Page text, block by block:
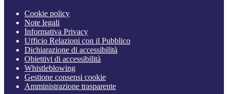
Cookie policy
Note legali
Informativa Privacy
Ufficio Relazioni con il Pubblico
Dichiarazione di accessibilità
Obiettivi di accessibilità
Whistleblowing
Gestione consensi cookie
Amministrazione trasparente